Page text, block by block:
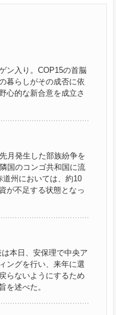
ン入り。COP15の首脳
暮らしがその成否に依
心的な新合意を成立さ
月発生した部族紛争を
国のコンゴ共和国に流
道州においては、約10
が不足する状態となっ
本日、安保理で中央ア
ングを行い、来年に選
らないようにするため
を述べた。